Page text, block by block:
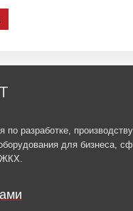
разработке,
для бизнеса,
ЖКХ.